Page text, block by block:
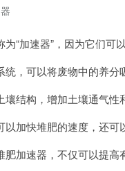
“加速器”，因为它们可
，可以将废物中的养分
结构，增加土壤通气性
加快堆肥的速度，还可
加速器，不仅可以提高